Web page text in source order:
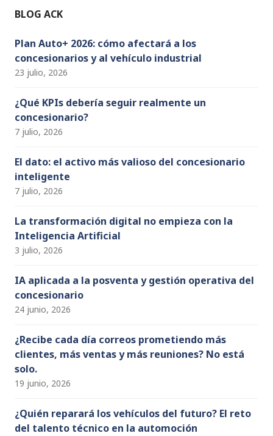
o
h
a
n
BLOG ACK
Plan Auto+ 2026: cómo afectará a los
concesionarios y al vehículo industrial
23 julio, 2026
¿Qué KPIs debería seguir realmente un
concesionario?
7 julio, 2026
El dato: el activo más valioso del concesionario
inteligente
7 julio, 2026
La transformación digital no empieza con la
Inteligencia Artificial
3 julio, 2026
IA aplicada a la posventa y gestión operativa del
concesionario
24 junio, 2026
¿Recibe cada día correos prometiendo más
clientes, más ventas y más reuniones? No está
solo.
19 junio, 2026
¿Quién reparará los vehículos del futuro? El reto
del talento técnico en la automoción